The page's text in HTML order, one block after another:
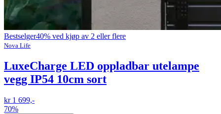
Bestselger40% ved kjøp av 2 eller flere
Nova Life
LuxeCharge LED oppladbar utelampe
vegg IP54 10cm sort
kr 1 699,-
70%